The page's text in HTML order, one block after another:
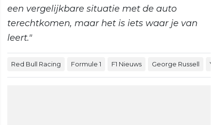
een vergelijkbare situatie met de auto
terechtkomen, maar het is iets waar je van
leert."
Red Bull Racing Formule 1 F1 Nieuws George Russell